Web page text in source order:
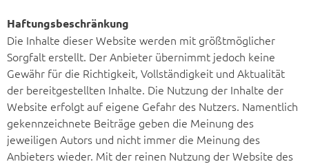
Haftungsbeschränkung
Die Inhalte dieser Website werden mit größtmöglicher
Sorgfalt erstellt. Der Anbieter übernimmt jedoch keine
Gewähr für die Richtigkeit, Vollständigkeit und Aktualität
der bereitgestellten Inhalte. Die Nutzung der Inhalte der
Website erfolgt auf eigene Gefahr des Nutzers. Namentlich
gekennzeichnete Beiträge geben die Meinung des
jeweiligen Autors und nicht immer die Meinung des
Anbieters wieder. Mit der reinen Nutzung der Website des